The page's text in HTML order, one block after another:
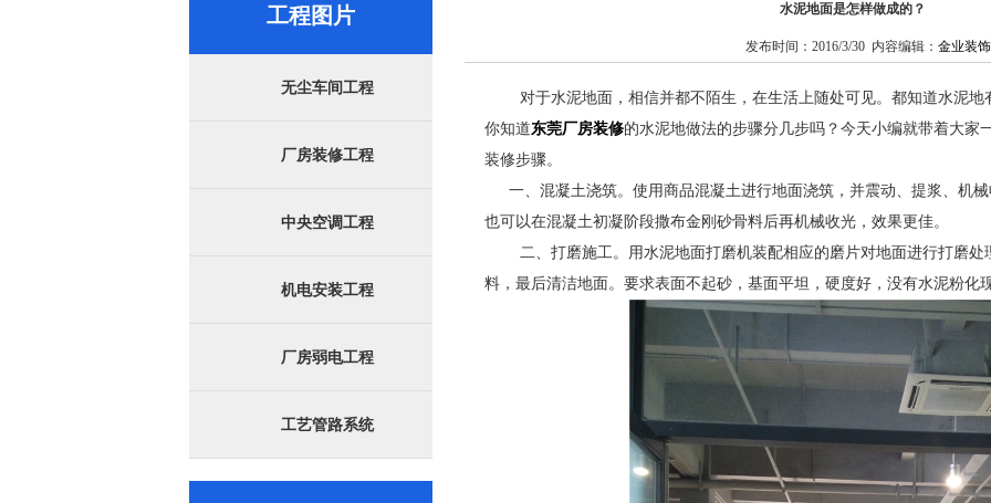
工程图片
无尘车间工程
厂房装修工程
中央空调工程
机电安装工程
厂房弱电工程
工艺管路系统
水泥地面是怎样做成的？
发布时间：2016/3/30 内容编辑： 金业装饰
对于水泥地面，相信并都不陌生，在生活上随处可见。都知道水泥
你知道东莞厂房装修的水泥地做法的步骤分几步吗？今天小编就带着大家
装修步骤。
一、混凝土浇筑。使用商品混凝土进行地面浇筑，并震动、提浆、机
也可以在混凝土初凝阶段撒布金刚砂骨料后再机械收光，效果更佳。
二、打磨施工。用水泥地面打磨机装配相应的磨片对地面进行打磨
料，最后清洁地面。要求表面不起砂，基面平坦，硬度好，没有水泥粉化